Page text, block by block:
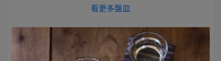
看更多盤皿